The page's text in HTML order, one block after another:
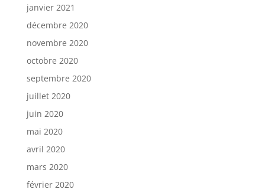
janvier 2021
décembre 2020
novembre 2020
octobre 2020
septembre 2020
juillet 2020
juin 2020
mai 2020
avril 2020
mars 2020
février 2020